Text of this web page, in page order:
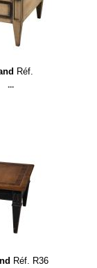
Réf.
...
Réf. R36